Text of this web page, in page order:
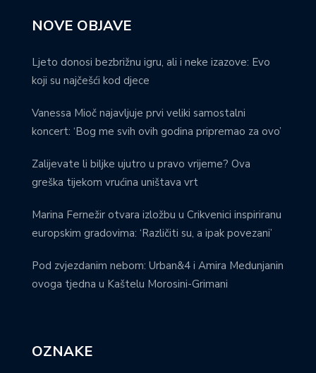
NOVE OBJAVE
Ljeto donosi bezbrižnu igru, ali i neke izazove: Evo
koji su najčešći kod djece
Vanessa Mioč najavljuje prvi veliki samostalni
koncert: ‘Bog me svih ovih godina pripremao za ovo’
Zalijevate li biljke ujutro u pravo vrijeme? Ova
greška tijekom vrućina uništava vrt
Marina Fernežir otvara izložbu u Crikvenici inspiriranu
europskim gradovima: ‘Različiti su, a ipak povezani’
Pod zvjezdanim nebom: Urban&4 i Amira Medunjanin
ovoga tjedna u Kaštelu Morosini-Grimani
OZNAKE